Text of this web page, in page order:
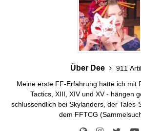
Über Dee
911
Meine erste FF-Erfahrung hatte ich mit
Tactics, XIII, XIV und XV - hängen
schlussendlich bei Skylanders, der Tales-
dem FFTCG